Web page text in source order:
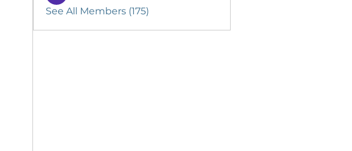
See All Members (175)